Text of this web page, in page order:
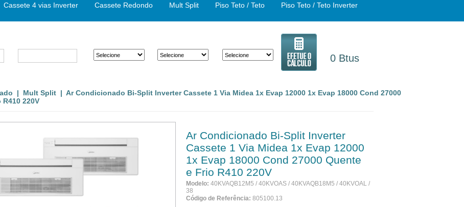
Cassete 4 vias Inverter Cassete Redondo Mult Split Piso Teto / Teto Piso Teto / Teto Inverter
0 Btus
| Mult Split | Ar Condicionado Bi-Split Inverter Cassete 1 Via Midea 1x Evap 12000 1x Evap 18000 Cond 27000
220V
Ar Condicionado Bi-Split Inverter
Cassete 1 Via Midea 1x Evap 12000
1x Evap 18000 Cond 27000 Quente
e Frio R410 220V
Modelo: 40KVAQB12M5 / 40KVOAS / 40KVAQB18M5 / 40KVOAL /
38
Código de Referência: 805100.13